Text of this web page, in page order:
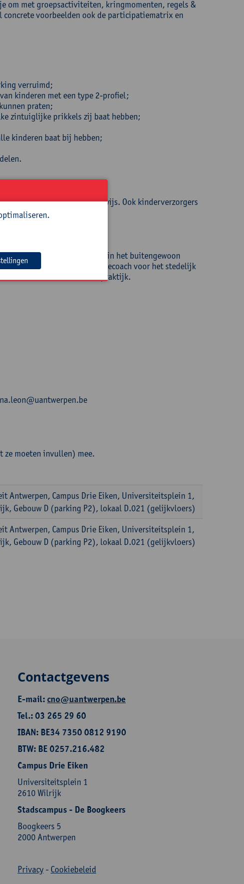
om met groepsactiviteiten, kringmomenten, regels &
voorbeelden ook de participatiematrix en
verruimd;
kinderen met een type 2-profiel;
praten;
zintuiglijke prikkels zij baat hebben;
kinderen baat bij hebben;
basisonderwijs. Ook kinderverzorgers
Zij werkte 8 jaar lang in het buitengewoon
5 jaar werkt ze als inclusiecoach voor het stedelijk
coacht naar een inclusieve praktijk.
ze moeten invullen) mee.
Antwerpen, Campus Drie Eiken, Universiteitsplein 1,
Gebouw D (parking P2), lokaal D.021 (gelijkvloers)
Antwerpen, Campus Drie Eiken, Universiteitsplein 1,
Gebouw D (parking P2), lokaal D.021 (gelijkvloers)
Contactgevens
E-mail:cno@uantwerpen.be
Tel.: 03 265 29 60
IBAN: BE34 7350 0812 9190
BTW: BE 0257.216.482
Campus Drie Eiken
Universiteitsplein 1
2610 Wilrijk
Stadscampus - De Boogkeers
Boogkeers 5
2000 Antwerpen
Privacy- Cookiebeleid